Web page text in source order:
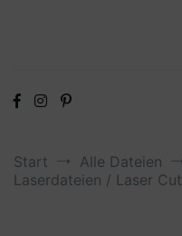
Start
Alle Dateien
Laserdateien / Laser Cut